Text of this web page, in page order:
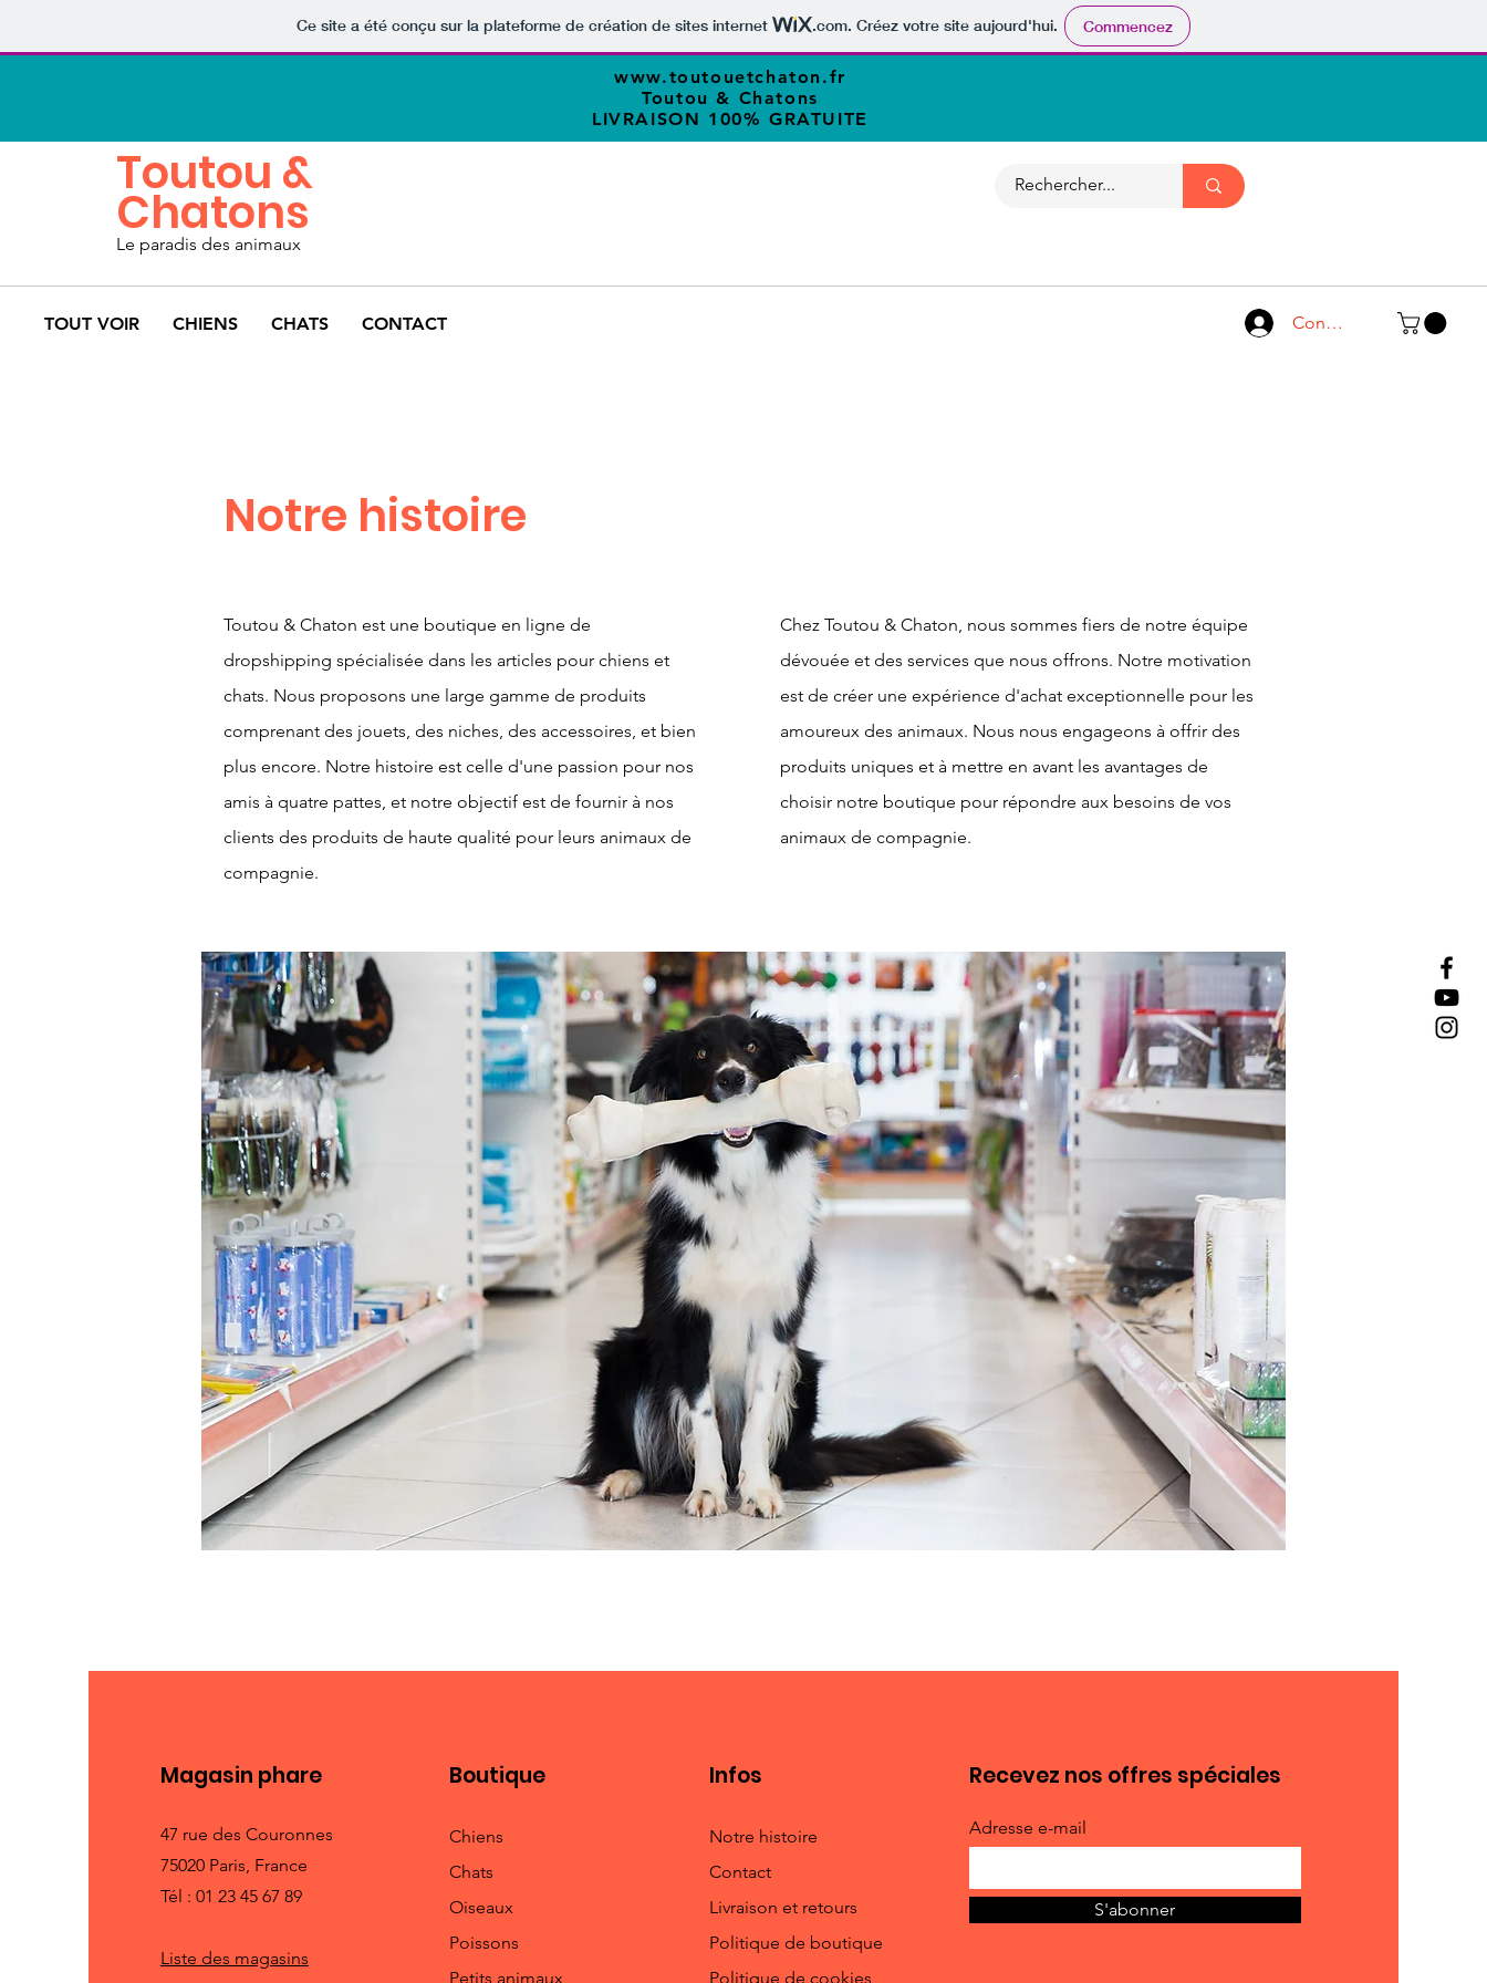
Ce site a été conçu sur la plateforme de création de sites internet .com. Créez votre site aujourd'hui. Commencez
www.toutouetchaton.fr
Toutou & Chatons
LIVRAISON 100% GRATUITE
Toutou &
Chatons
Le paradis des animaux
TOUT VOIR CHIENS CHATS CONTACT Connexion
Notre histoire
Toutou & Chaton est une boutique en ligne de
dropshipping spécialisée dans les articles pour chiens et
chats. Nous proposons une large gamme de produits
comprenant des jouets, des niches, des accessoires, et bien
plus encore. Notre histoire est celle d'une passion pour nos
amis à quatre pattes, et notre objectif est de fournir à nos
clients des produits de haute qualité pour leurs animaux de
compagnie.
Chez Toutou & Chaton, nous sommes fiers de notre équipe
dévouée et des services que nous offrons. Notre motivation
est de créer une expérience d'achat exceptionnelle pour les
amoureux des animaux. Nous nous engageons à offrir des
produits uniques et à mettre en avant les avantages de
choisir notre boutique pour répondre aux besoins de vos
animaux de compagnie.
Magasin phare
47 rue des Couronnes
75020 Paris, France
Tél : 01 23 45 67 89
Liste des magasins
Boutique
Chiens
Chats
Oiseaux
Poissons
Petits animaux
Infos
Notre histoire
Contact
Livraison et retours
Politique de boutique
Politique de cookies
Recevez nos offres spéciales
Adresse e-mail
S'abonner